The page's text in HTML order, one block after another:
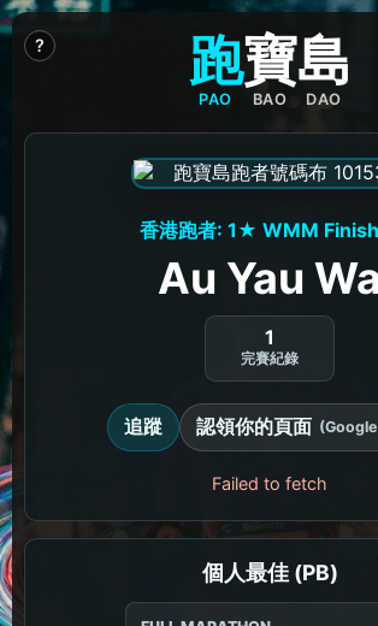
? 跑
PAO
寶
BAO
島
DAO
香港跑者: 1★ WMM
Au Yau Wa
1
完賽紀錄
追蹤 認領你的頁面 (Google
Failed to fetch
個人最佳 (PB)